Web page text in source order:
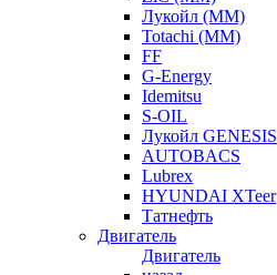
Лукойл (ММ)
Totachi (MM)
FF
G-Energy
Idemitsu
S-OIL
Лукойл GENESIS
AUTOBACS
Lubrex
HYUNDAI XTeer
Татнефть
Двигатель
Двигатель